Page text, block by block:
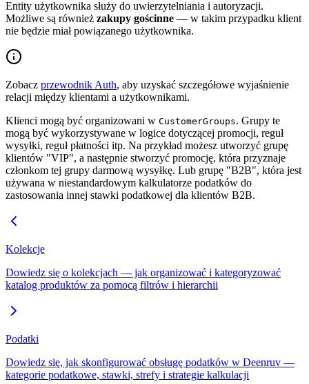
Entity użytkownika służy do uwierzytelniania i autoryzacji.
Możliwe są również zakupy gościnne — w takim przypadku klient
nie będzie miał powiązanego użytkownika.
Zobacz przewodnik Auth, aby uzyskać szczegółowe wyjaśnienie
relacji między klientami a użytkownikami.
Klienci mogą być organizowani w CustomerGroups. Grupy te
mogą być wykorzystywane w logice dotyczącej promocji, reguł
wysyłki, reguł płatności itp. Na przykład możesz utworzyć grupę
klientów "VIP", a następnie stworzyć promocję, która przyznaje
członkom tej grupy darmową wysyłkę. Lub grupę "B2B", która jest
używana w niestandardowym kalkulatorze podatków do
zastosowania innej stawki podatkowej dla klientów B2B.
Kolekcje
Dowiedz się o kolekcjach — jak organizować i kategoryzować
katalog produktów za pomocą filtrów i hierarchii
Podatki
Dowiedz się, jak skonfigurować obsługę podatków w Deenruv —
kategorie podatkowe, stawki, strefy i strategie kalkulacji